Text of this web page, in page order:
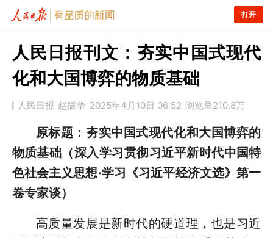
打开
人民日报刊文：夯实中国式现代
化和大国博弈的物质基础
人民日报 赵振华 2025年4月10日 06:52 浏览量210.8万
原标题：夯实中国式现代化和大国博弈的
物质基础（深入学习贯彻习近平新时代中国特
色社会主义思想·学习《习近平经济文选》第一
卷专家谈）
高质量发展是新时代的硬道理，也是习近